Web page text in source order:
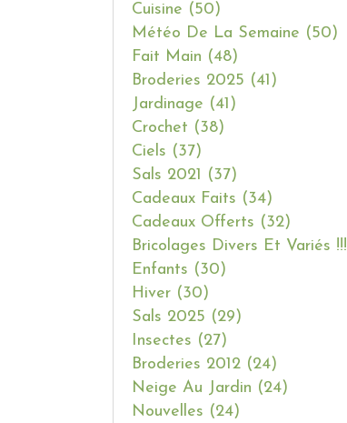
Cuisine (50)
Météo De La Semaine (50)
Fait Main (48)
Broderies 2025 (41)
Jardinage (41)
Crochet (38)
Ciels (37)
Sals 2021
(37)
Cadeaux Faits (34)
Cadeaux Offerts (32)
Bricolages Divers Et Variés !!!
Enfants (30)
Hiver (30)
Sals 2025 (29)
Insectes (27)
Broderies 2012 (24)
Neige Au Jardin (24)
Nouvelles (24)